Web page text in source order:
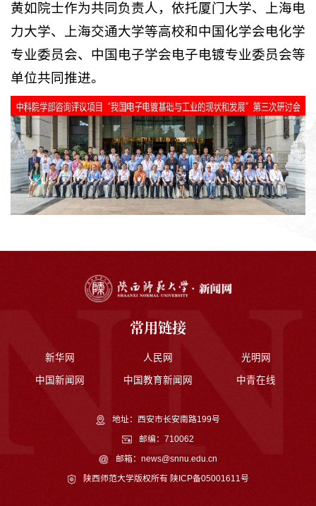
黄如院士作为共同负责人，依托厦门大学、上海电
力大学、上海交通大学等高校和中国化学会电化学
专业委员会、中国电子学会电子电镀专业委员会等
单位共同推进。
常用链接
新华网 人民网 光明网
中国新闻网 中国教育新闻网 中青在线
地址：西安市长安南路199号
邮编：710062
邮箱：news@snnu.edu.cn
陕西师范大学版权所有 陕ICP备05001611号